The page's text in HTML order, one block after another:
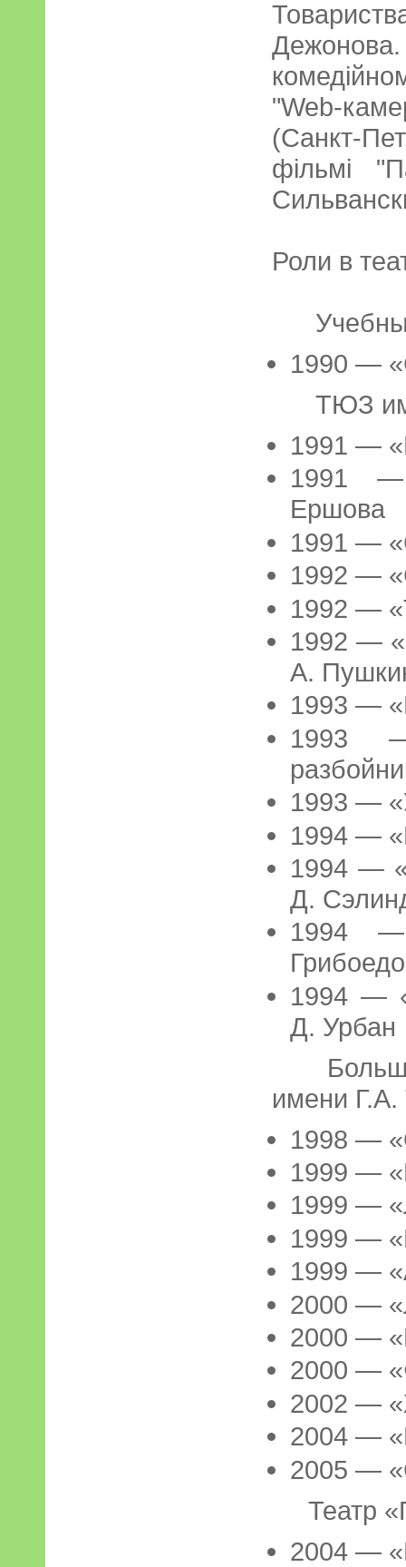
"Web-
(Санкт-
фільмі
Роли в
1990 —
ТЮЗ
1991 —
1991 —
Ершова
1991 —
1992 —
1992 —
1992 —
А.
1993 —
1993
1993 —
1994 —
1994 —
Д.
1994
1994 —
Д. Урбан
имени Г.А.
1998 —
1999 —
1999 —
1999 —
1999 —
2000 —
2000 —
2000 —
2002 —
2004 —
2005 —
Театр
2004 —